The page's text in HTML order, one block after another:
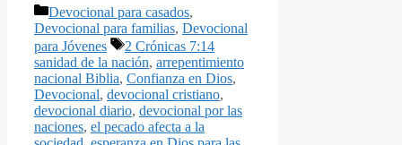
Categorías
Devocional para casados,
Devocional para familias, Devocional
para Jóvenes
Etiquetas
2 Crónicas 7:14
sanidad de la nación, arrepentimiento
nacional Biblia, Confianza en Dios,
Devocional, devocional cristiano,
devocional diario, devocional por las
naciones, el pecado afecta a la